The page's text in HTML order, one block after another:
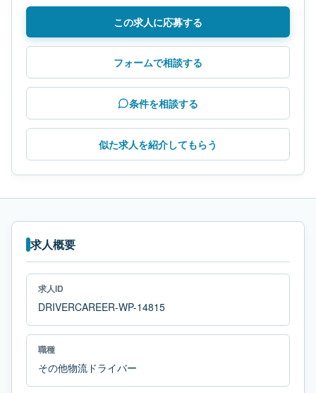
この求人に応募する
フォームで相談する
条件を相談する
似た求人を紹介してもらう
求人概要
求人ID
DRIVERCAREER-WP-14815
職種
その他物流ドライバー